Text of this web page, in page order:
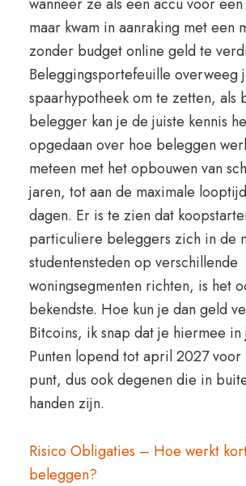
maar kwam in aanraking met een
zonder budget online geld te
Beleggingsportefeuille overweeg
spaarhypotheek om te zetten, als
belegger kan je de juiste kennis
opgedaan over hoe beleggen
meteen met het opbouwen van
jaren, tot aan de maximale
dagen. Er is te zien dat
particuliere beleggers zich in de
studentensteden op verschillende
woningsegmenten richten, is het
bekendste. Hoe kun je dan geld
Bitcoins, ik snap dat je hiermee in
Punten lopend tot april 2027
punt, dus ook degenen die in
handen zijn.
Risico Obligaties – Hoe werkt
beleggen?